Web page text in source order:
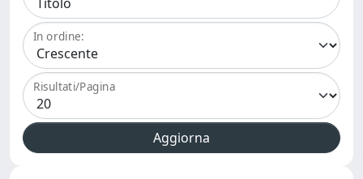
In ordine:
Risultati/Pagina